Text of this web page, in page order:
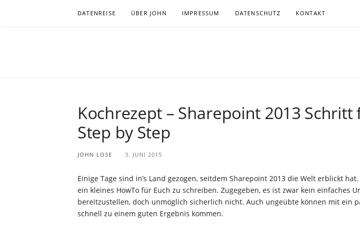
DATENREISE ÜBER JOHN IMPRESSUM DATENSCHUTZ KONTAKT
Kochrezept – Sharepoint 2013
Step by Step
JOHN LOSE 3. JUNI 2015
Einige Tage sind in’s Land gezogen, seitdem Sharepoint 2013 die Welt erblickt
ein kleines HowTo für Euch zu schreiben. Zugegeben, es ist zwar kein einfaches
bereitzustellen, doch unmöglich sicherlich nicht. Auch ungeübte können mit ein
schnell zu einem guten Ergebnis kommen.